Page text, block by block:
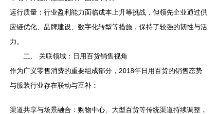
运行质量：行业盈利能力面临成本上升等挑战，但领先企业通过供
应链优化、品牌建设、数字化转型等措施，保持了较强的韧性与活
力。
二、 关联领域：日用百货销售视角
作为广义零售消费的重要组成部分，2018年日用百货的销售态势
与服装行业存在联动与互补：
渠道共享与场景融合：购物中心、大型百货等传统渠道持续调整，